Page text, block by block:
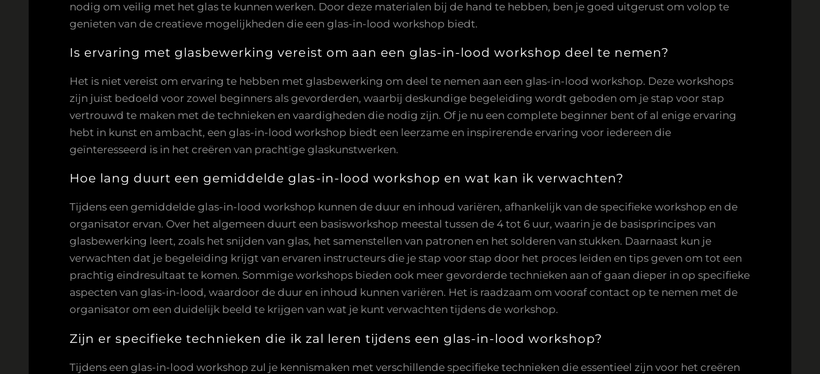
nodig om veilig met het glas te kunnen werken. Door deze materialen bij de hand te hebben, ben je goed uitgerust om volop te
genieten van de creatieve mogelijkheden die een glas-in-lood workshop biedt.
Is ervaring met glasbewerking vereist om aan een glas-in-lood workshop deel te nemen?
Het is niet vereist om ervaring te hebben met glasbewerking om deel te nemen aan een glas-in-lood workshop. Deze workshops
zijn juist bedoeld voor zowel beginners als gevorderden, waarbij deskundige begeleiding wordt geboden om je stap voor stap
vertrouwd te maken met de technieken en vaardigheden die nodig zijn. Of je nu een complete beginner bent of al enige ervaring
hebt in kunst en ambacht, een glas-in-lood workshop biedt een leerzame en inspirerende ervaring voor iedereen die
geïnteresseerd is in het creëren van prachtige glaskunstwerken.
Hoe lang duurt een gemiddelde glas-in-lood workshop en wat kan ik verwachten?
Tijdens een gemiddelde glas-in-lood workshop kunnen de duur en inhoud variëren, afhankelijk van de specifieke workshop en de
organisator ervan. Over het algemeen duurt een basisworkshop meestal tussen de 4 tot 6 uur, waarin je de basisprincipes van
glasbewerking leert, zoals het snijden van glas, het samenstellen van patronen en het solderen van stukken. Daarnaast kun je
verwachten dat je begeleiding krijgt van ervaren instructeurs die je stap voor stap door het proces leiden en tips geven om tot een
prachtig eindresultaat te komen. Sommige workshops bieden ook meer gevorderde technieken aan of gaan dieper in op specifieke
aspecten van glas-in-lood, waardoor de duur en inhoud kunnen variëren. Het is raadzaam om vooraf contact op te nemen met de
organisator om een duidelijk beeld te krijgen van wat je kunt verwachten tijdens de workshop.
Zijn er specifieke technieken die ik zal leren tijdens een glas-in-lood workshop?
Tijdens een glas-in-lood workshop zul je kennismaken met verschillende specifieke technieken die essentieel zijn voor het creëren